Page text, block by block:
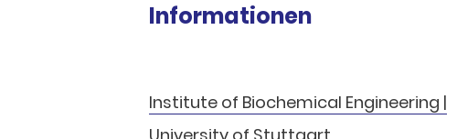
Informationen
Institute of Biochemical Engineering |